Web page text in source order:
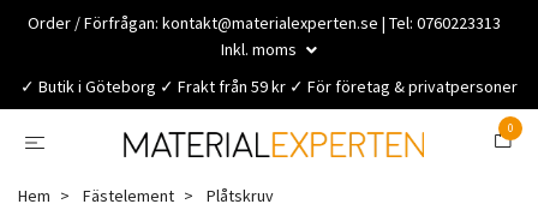
Order / Förfrågan: kontakt@materialexperten.se | Tel: 0760223313
Inkl. moms
✓ Butik i Göteborg ✓ Frakt från 59 kr ✓ För företag & privatpersoner
0
Hem Fästelement
Plåtskruv